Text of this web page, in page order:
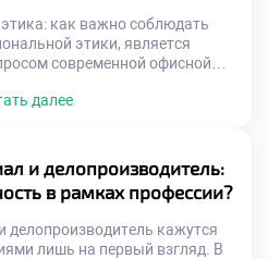
как важно соблюдать
этики, является
современной офисной
недостаточно. Специалист
сложных взаимодействий.
именно на этических
напрямую зависит от
этика […]
далее
и делопроизводитель:
в рамках профессии?
делопроизводитель кажутся
лишь на первый взгляд. В